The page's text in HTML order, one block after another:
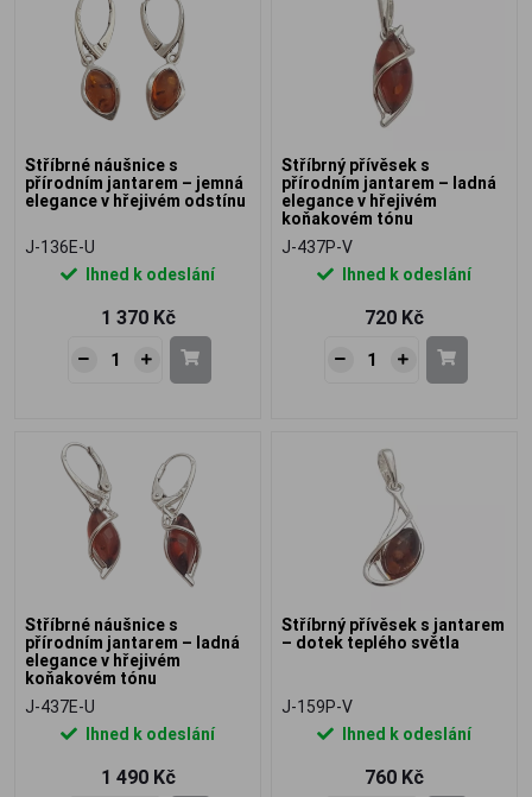
Stříbrné náušnice s
přírodním jantarem – jemná
elegance v hřejivém odstínu
J-136E-U
Ihned k odeslání
1 370 Kč
Stříbrný přívěsek s
přírodním jantarem – ladná
elegance v hřejivém
koňakovém tónu
J-437P-V
Ihned k odeslání
720 Kč
Stříbrné náušnice s
přírodním jantarem – ladná
elegance v hřejivém
koňakovém tónu
J-437E-U
Ihned k odeslání
1 490 Kč
Stříbrný přívěsek s jantarem
– dotek teplého světla
J-159P-V
Ihned k odeslání
760 Kč